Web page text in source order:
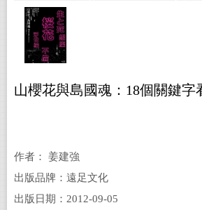
山櫻花與島國魂：18個關鍵字
作者： 姜建強
出版品牌：遠足文化
出版日期：2012-09-05